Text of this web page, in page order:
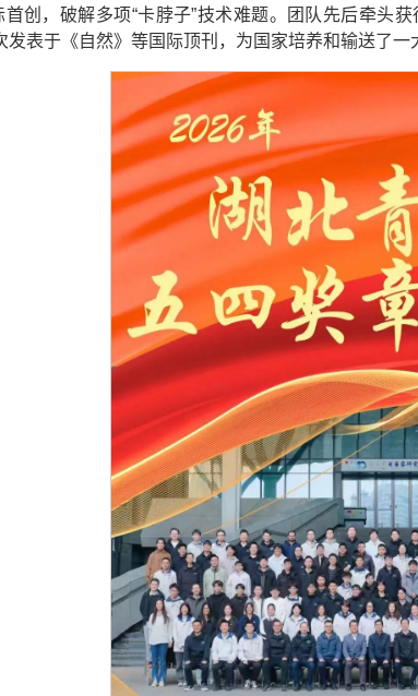
创，破解多项“卡脖子”技术难题。团队先后牵头
发表于《自然》等国际顶刊，为国家培养和输送了一